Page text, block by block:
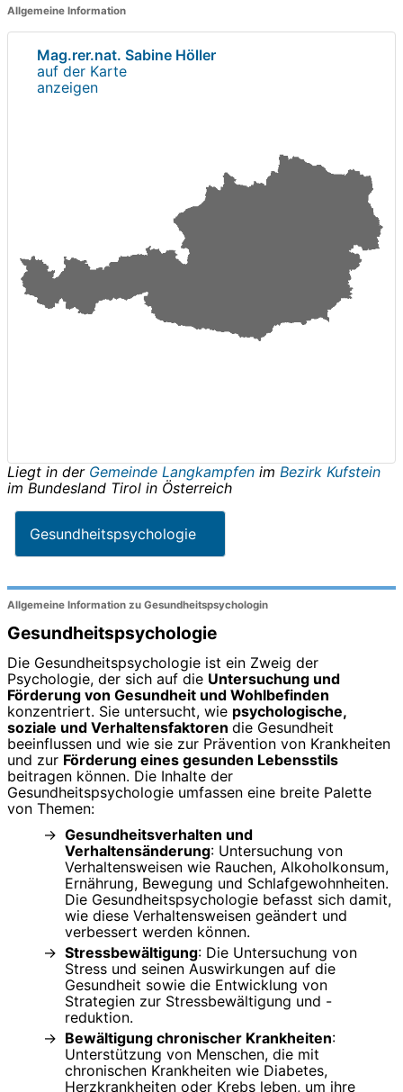
Allgemeine Information
Mag.rer.nat. Sabine Höller
auf der Karte
anzeigen
Liegt in der Gemeinde Langkampfen im Bezirk Kufstein
im Bundesland Tirol in Österreich
Gesundheitspsychologie
Allgemeine Information zu Gesundheitspsychologin
Gesundheitspsychologie
Die Gesundheitspsychologie ist ein Zweig der
Psychologie, der sich auf die Untersuchung und
Förderung von Gesundheit und Wohlbefinden
konzentriert. Sie untersucht, wie psychologische,
soziale und Verhaltensfaktoren die Gesundheit
beeinflussen und wie sie zur Prävention von Krankheiten
und zur Förderung eines gesunden Lebensstils
beitragen können. Die Inhalte der
Gesundheitspsychologie umfassen eine breite Palette
von Themen:
Gesundheitsverhalten und
Verhaltensänderung: Untersuchung von
Verhaltensweisen wie Rauchen, Alkoholkonsum,
Ernährung, Bewegung und Schlafgewohnheiten.
Die Gesundheitspsychologie befasst sich damit,
wie diese Verhaltensweisen geändert und
verbessert werden können.
Stressbewältigung: Die Untersuchung von
Stress und seinen Auswirkungen auf die
Gesundheit sowie die Entwicklung von
Strategien zur Stressbewältigung und -
reduktion.
Bewältigung chronischer Krankheiten:
Unterstützung von Menschen, die mit
chronischen Krankheiten wie Diabetes,
Herzkrankheiten oder Krebs leben, um ihre